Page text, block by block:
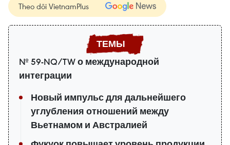
Theo dõi VietnamPlus
№ 59-NQ/TW о международной
интеграции
Новый импульс для дальнейшего
углубления отношений между
Вьетнамом и Австралией